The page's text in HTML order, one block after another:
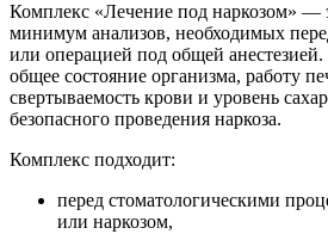
Комплекс «Лечение под наркозом» —
минимум анализов, необходимых
или операцией под общей
общее состояние организма, работу
свертываемость крови и уровень
безопасного проведения наркоза.
Комплекс подходит:
перед стоматологическими
или наркозом,